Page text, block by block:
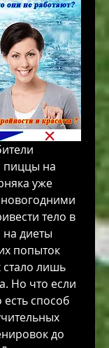
пиццы на
уже
тело в
диеты
попыток
стало лишь
Но что если
способ
до